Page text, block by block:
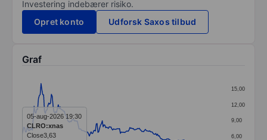
Investering indebærer risiko.
Opret konto
Udforsk Saxos tilbud
Graf
Line chart with 240 data points.
The chart has 1 X axis displaying categories.
The chart has 1 Y axis displaying values. Data6,00
9,00
12,00
15,00
05-aug-2026 19:30
CLRO:xnas
Close3,63